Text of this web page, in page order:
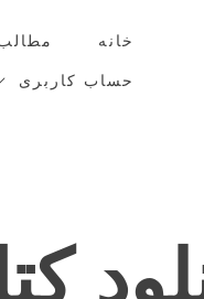
خانه
حساب کاربری